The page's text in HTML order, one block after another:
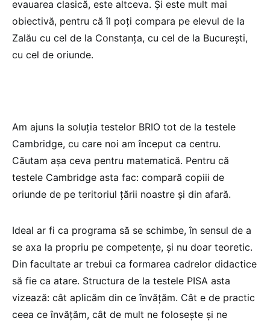
evauarea clasică, este altceva. Și este mult mai
obiectivă, pentru că îl poți compara pe elevul de la
Zalău cu cel de la Constanța, cu cel de la București,
cu cel de oriunde.
Am ajuns la soluția testelor BRIO tot de la testele
Cambridge, cu care noi am început ca centru.
Căutam așa ceva pentru matematică. Pentru că
testele Cambridge asta fac: compară copiii de
oriunde de pe teritoriul țării noastre și din afară.
Ideal ar fi ca programa să se schimbe, în sensul de a
se axa la propriu pe competențe, și nu doar teoretic.
Din facultate ar trebui ca formarea cadrelor didactice
să fie ca atare. Structura de la testele PISA asta
vizează: cât aplicăm din ce învățăm. Cât e de practic
ceea ce învățăm, cât de mult ne folosește și ne